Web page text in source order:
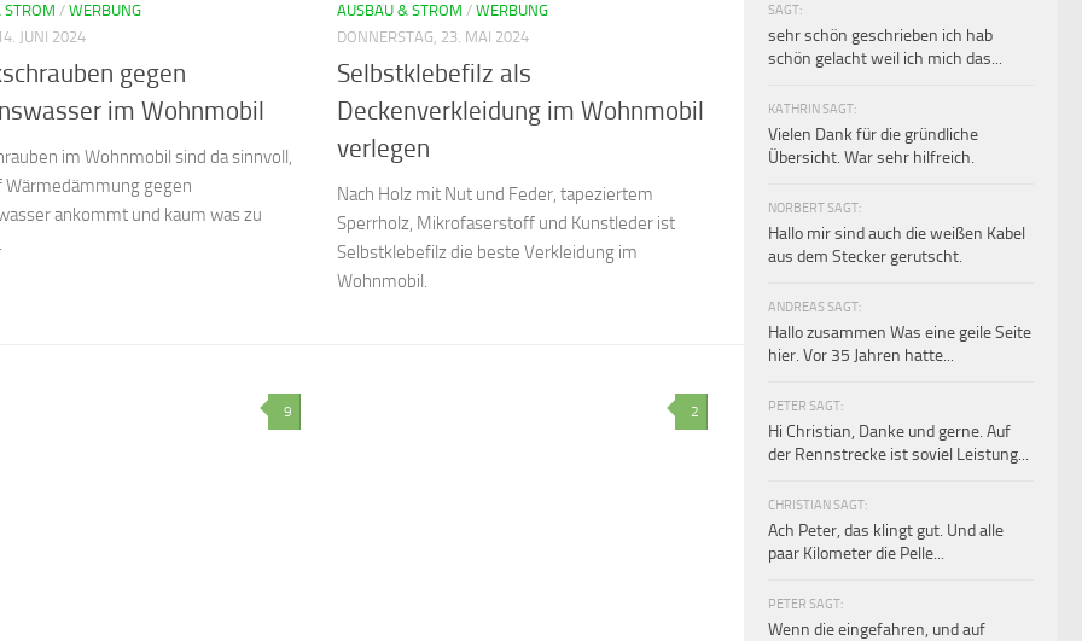
STROM / WERBUNG
JUNI 2024
gegen
im Wohnmobil
im Wohnmobil sind da sinnvoll,
Wärmedämmung gegen
ankommt und kaum was zu
AUSBAU & STROM / WERBUNG
DONNERSTAG, 23. MAI 2024
Selbstklebefilz als
Deckenverkleidung im Wohnmobil
verlegen
Nach Holz mit Nut und Feder, tapeziertem
Sperrholz, Mikrofaserstoff und Kunstleder ist
Selbstklebefilz die beste Verkleidung im
Wohnmobil.
9 2
SAGT:
sehr schön geschrieben ich hab
schön gelacht weil ich mich das...
KATHRIN SAGT:
Vielen Dank für die gründliche
Übersicht. War sehr hilfreich.
NORBERT SAGT:
Hallo mir sind auch die weißen Kabel
aus dem Stecker gerutscht.
ANDREAS SAGT:
Hallo zusammen Was eine geile Seite
hier. Vor 35 Jahren hatte...
PETER SAGT:
Hi Christian, Danke und gerne. Auf
der Rennstrecke ist soviel Leistung...
CHRISTIAN SAGT:
Ach Peter, das klingt gut. Und alle
paar Kilometer die Pelle...
PETER SAGT:
Wenn die eingefahren, und auf